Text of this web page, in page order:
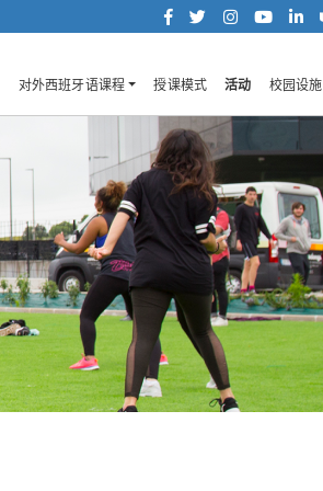
对外西班牙语课程 授课模式 活动 校园设施